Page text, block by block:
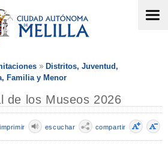
Distritos, Juventud,
Familia y Menor
de los Museos 2026
compartir
escuchar
imprimir